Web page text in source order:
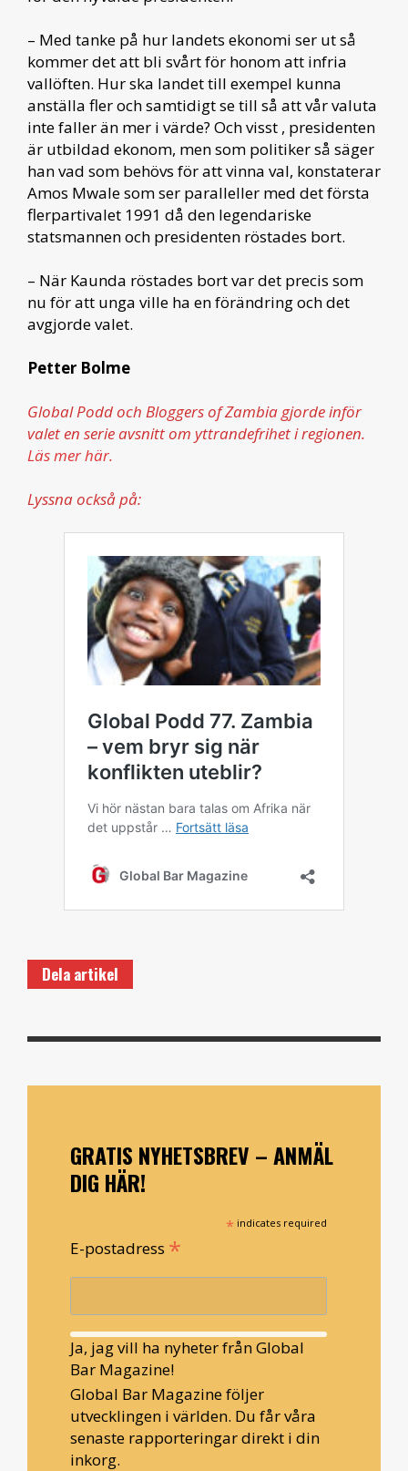
– Med tanke på hur landets ekonomi ser ut så
kommer det att bli svårt för honom att infria
vallöften. Hur ska landet till exempel kunna
anställa fler och samtidigt se till så att vår valuta
inte faller än mer i värde? Och visst , presidenten
är utbildad ekonom, men som politiker så säger
han vad som behövs för att vinna val, konstaterar
Amos Mwale som ser paralleller med det första
flerpartivalet 1991 då den legendariske
statsmannen och presidenten röstades bort.
– När Kaunda röstades bort var det precis som
nu för att unga ville ha en förändring och det
avgjorde valet.
Petter Bolme
Global Podd och Bloggers of Zambia gjorde inför
valet en serie avsnitt om yttrandefrihet i regionen.
Läs mer här.
Lyssna också på:
Dela artikel
GRATIS NYHETSBREV – ANMÄL
DIG HÄR!
* indicates required
E-postadress *
Ja, jag vill ha nyheter från Global
Bar Magazine!
Global Bar Magazine följer
utvecklingen i världen. Du får våra
senaste rapporteringar direkt i din
inkorg.